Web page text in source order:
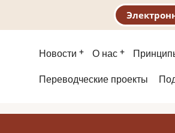
Основная
навигация
Новости О нас
Второе
Переводческие проекты